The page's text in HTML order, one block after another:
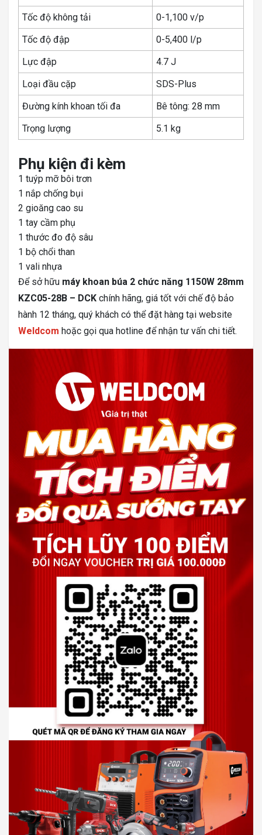
Tốc độ không tải
0-1,100 v/p
Tốc độ đập
0-5,400 l/p
Lực đập
4.7 J
Loại đầu cặp
SDS-Plus
Đường kính khoan tối đa
Bê tông: 28 mm
Trọng lượng
5.1 kg
Phụ kiện đi kèm
1 tuýp mỡ bôi trơn
1 nắp chống bụi
2 gioăng cao su
1 tay cầm phụ
1 thước đo độ sâu
1 bộ chổi than
1 vali nhựa
Để sở hữu máy khoan búa 2 chức năng 1150W 28mm
KZC05-28B – DCK chính hãng, giá tốt với chế độ bảo
hành 12 tháng, quý khách có thể đặt hàng tại website
Weldcom hoặc gọi qua hotline để nhận tư vấn chi tiết.